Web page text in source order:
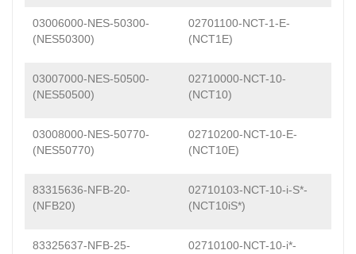
03006000-NES-50300-
(NES50300)
02701100-NCT-1-E-
(NCT1E)
03007000-NES-50500-
(NES50500)
02710000-NCT-10-
(NCT10)
03008000-NES-50770-
(NES50770)
02710200-NCT-10-E-
(NCT10E)
83315636-NFB-20-
(NFB20)
02710103-NCT-10-i-S*-
(NCT10iS*)
83325637-NFB-25-
02710100-NCT-10-i*-